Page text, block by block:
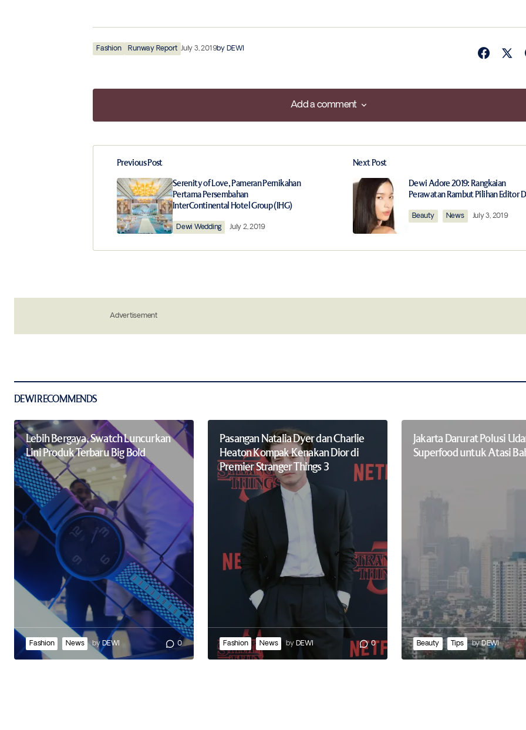
Fashion Runway Report July 3, 2019by DEWI
Add a comment
Add a comment
Your email address will not be published. Required fields are marked
Comment*
Save my name, email, and website in this browser for
Previous Post
Serenity of Love, Pameran Pernikahan
Pertama Persembahan
InterContinental Hotel Group (IHG)
Dewi Wedding July 2, 2019
Next Post
Dewi Adore 2019: Rangkaian
Perawatan Rambut Pilihan Editor
Beauty News July 3, 2019
Advertisement
DEWI RECOMMENDS
Lebih Bergaya, Swatch Luncurkan
Lini Produk Terbaru Big Bold
Fashion News by DEWI 0
Pasangan Natalia Dyer dan Charlie
Heaton Kompak Kenakan Dior di
Premier Stranger Things 3
Fashion News by DEWI 0
Jakarta Darurat Polusi
Superfood untuk Atasi
Beauty Tips byDEWI